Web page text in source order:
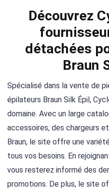
Découvrez
détachées
Braun
Spécialisé dans la vente de
épilateurs Braun Silk Épil,
domaine. Avec un large
accessoires, des chargeurs
Braun, le site offre une
tous vos besoins. En
vous resterez informé des
promotions. De plus, le site